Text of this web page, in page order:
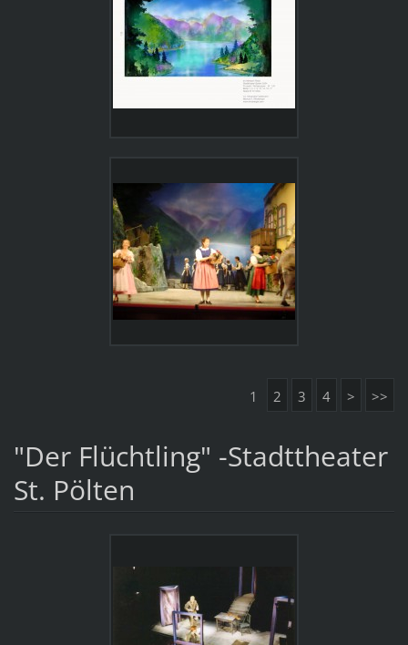
1 2 3 4 > >>
"Der Flüchtling" -Stadttheater
St. Pölten